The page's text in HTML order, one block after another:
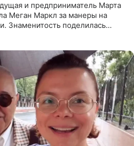
и предприниматель Марта
Меган Маркл за манеры на
Знаменитость поделилась